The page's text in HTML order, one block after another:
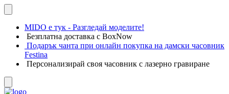
MIDO е тук - Разгледай моделите!
Безплатна доставка с BoxNow
Подарък чанта при онлайн покупка на дамски часовник
Festina
Персонализирай своя часовник с лазерно гравиране